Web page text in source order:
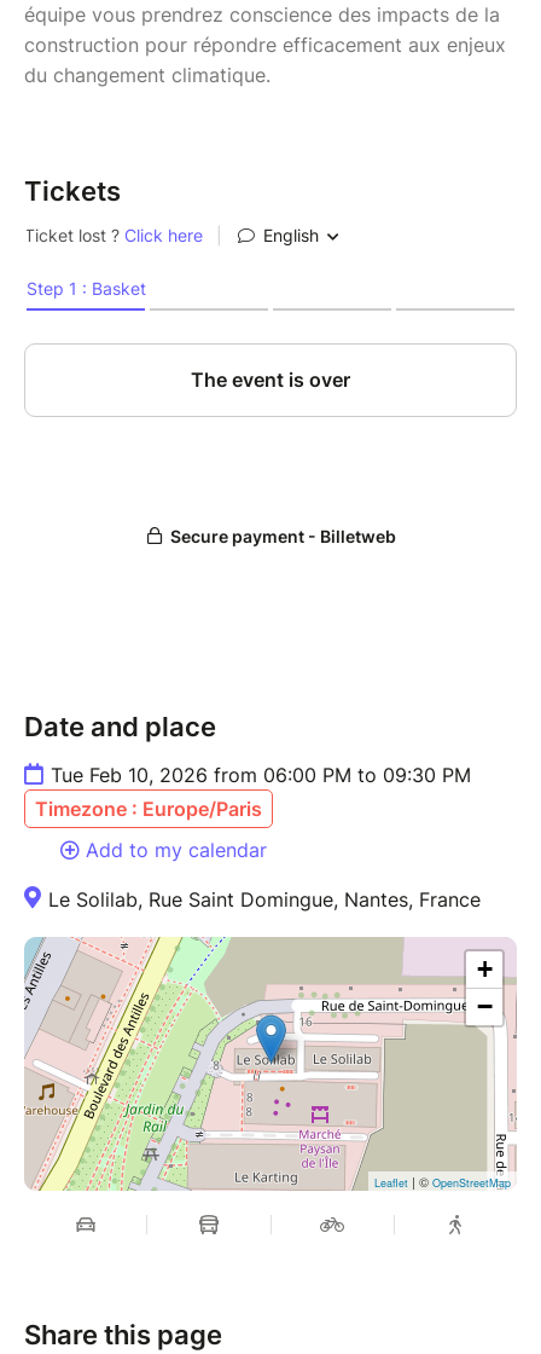
équipe vous prendrez conscience des impacts de la
construction pour répondre efficacement aux enjeux
du changement climatique.
Tickets
Date and place
Tue Feb 10, 2026 from 06:00 PM to 09:30 PM
Timezone : Europe/Paris
Add to my calendar
Le Solilab, Rue Saint Domingue, Nantes, France
+
−
Leaflet | © OpenStreetMap
Share this page